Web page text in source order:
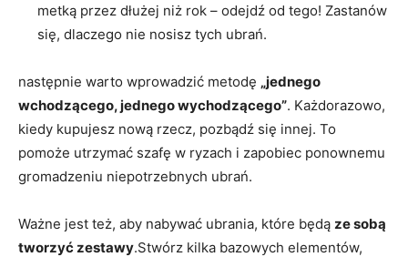
metką przez dłużej niż rok – odejdź od tego! Zastanów
się, dlaczego nie nosisz tych ubrań.
następnie warto wprowadzić metodę „jednego
wchodzącego, jednego wychodzącego”. Każdorazowo,
kiedy kupujesz nową rzecz, pozbądź się innej. To
pomoże utrzymać szafę w ryzach i zapobiec ponownemu
gromadzeniu niepotrzebnych ubrań.
Ważne jest też, aby nabywać ubrania, które będą ze sobą
tworzyć zestawy.Stwórz kilka bazowych elementów,